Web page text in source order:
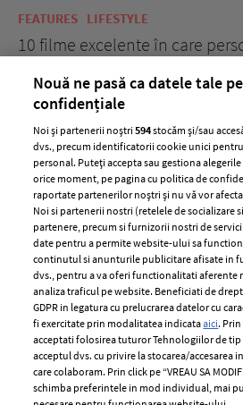
FEATURES LIFESTYLE
10 filme excelente în care
ELLE Style Awards
2024
Despre ELLE
Romania
Contact
Abonamente
Nouă ne pasă ca datele tale
confidențiale
Noi și partenerii noștri594stocăm și/sau
dvs., precum identificatorii cookie unici
personal. Puteți accepta sau gestiona
orice moment, pe pagina cu politica de
raportate partenerilor noștri și nu vă vor
Noi si partenerii nostri (retelele de socializare
partenere, precum si furnizorii nostri de
date pentru a permite website-ului sa
continutul si anunturile publicitare afisate in
dvs., pentru a va oferi functionalitati aferente
analiza traficul pe website. Beneficiati de
GDPR in legatura cu prelucrarea datelor cu
fi exercitate prin modalitatea indicataaici. Prin
acceptati folosirea tuturor Tehnologiilor de
acceptul dvs. cu privire la stocarea/accesarea
care colaboram. Prin click pe “VREAU SA
schimba preferintele in mod individual, mai